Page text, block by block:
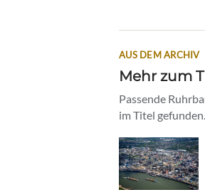
AUS DEM ARCHIV
Mehr zum
Passende
im Titel gefunden.